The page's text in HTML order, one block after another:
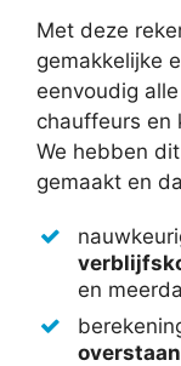
Met deze
gemakkelijke
eenvoudig
chauffeurs en
We hebben
gemaakt en
en
overstaan